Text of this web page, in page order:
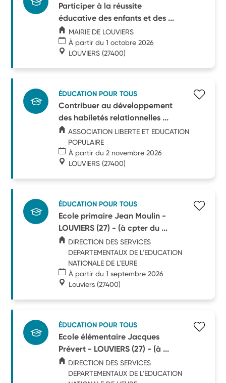
Participer à la réussite
éducative des enfants et des ...
MAIRIE DE LOUVIERS
À partir du 1 octobre 2026
LOUVIERS (27400)
ÉDUCATION POUR TOUS
Contribuer au développement
des habiletés relationnelles ...
ASSOCIATION LIBERTE ET EDUCATION
POPULAIRE
À partir du 2 novembre 2026
LOUVIERS (27400)
ÉDUCATION POUR TOUS
Ecole primaire Jean Moulin -
LOUVIERS (27) - (à cpter du ...
DIRECTION DES SERVICES
DEPARTEMENTAUX DE L'EDUCATION
NATIONALE DE L'EURE
À partir du 1 septembre 2026
Louviers (27400)
ÉDUCATION POUR TOUS
Ecole élémentaire Jacques
Prévert - LOUVIERS (27) - (à ...
DIRECTION DES SERVICES
DEPARTEMENTAUX DE L'EDUCATION